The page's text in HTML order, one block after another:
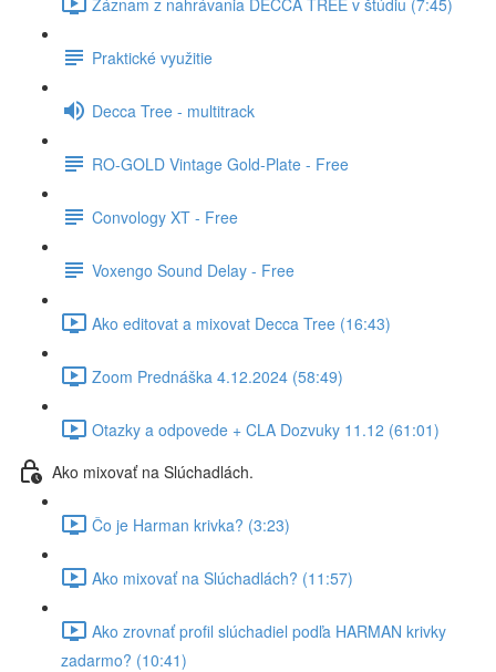
Praktické využitie
Decca Tree - multitrack
RO-GOLD Vintage Gold-Plate - Free
Convology XT - Free
Voxengo Sound Delay - Free
Ako editovat a mixovat Decca Tree (16:43)
Zoom Prednáška 4.12.2024 (58:49)
Otazky a odpovede + CLA Dozvuky 11.12 (61:01)
Ako mixovať na Slúchadlách.
Čo je Harman krivka? (3:23)
Ako mixovať na Slúchadlách? (11:57)
Ako zrovnať profil slúchadiel podľa HARMAN krivky
zadarmo? (10:41)